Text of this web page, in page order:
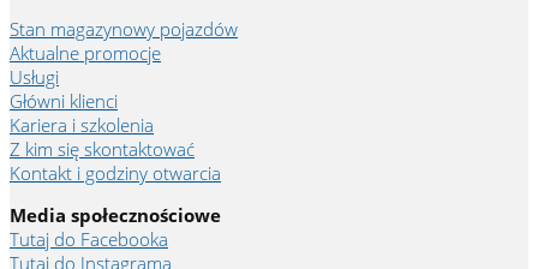
Stan magazynowy pojazdów
Aktualne promocje
Usługi
Główni klienci
Kariera i szkolenia
Z kim się skontaktować
Kontakt i godziny otwarcia
Media społecznościowe
Tutaj do Facebooka
Tutaj do Instagrama